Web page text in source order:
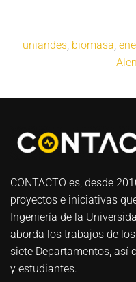
uniandes, biomasa,
CONTACTO es, desde
proyectos e iniciativas
Ingeniería de la
aborda los trabajos de
siete Departamentos, así
y estudiantes.